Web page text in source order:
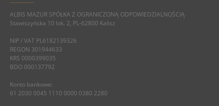
ALBIS MAZUR SPÓŁKA Z OGRANICZONĄ ODPOWIEDZIALNOŚCIĄ
Stawiszyńska 10 lok. 2, PL-62800 Kalisz
NIP / VAT PL6182139326
REGON 301944633
KRS 0000399035
BDO 000137792
Konto bankowe:
61 2030 0045 1110 0000 0380 2280